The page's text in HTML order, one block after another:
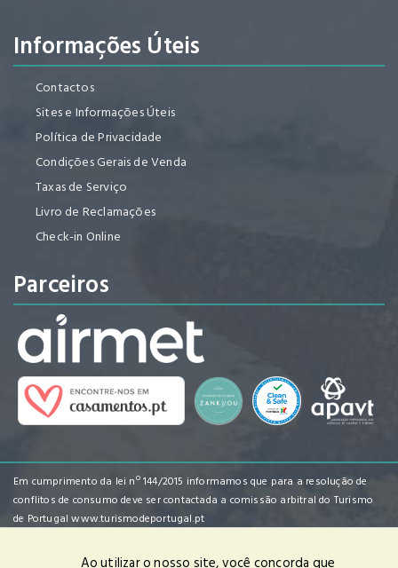
Informações Úteis
Contactos
Sites e Informações Úteis
Política de Privacidade
Condições Gerais de Venda
Taxas de Serviço
Livro de Reclamações
Check-in Online
Parceiros
Em cumprimento da lei nº 144/2015 informamos que para a resolução de
conflitos de consumo deve ser contactada a comissão arbitral do Turismo
de Portugalwww.turismodeportugal.pt
Ao utilizar o nosso site, você concorda que